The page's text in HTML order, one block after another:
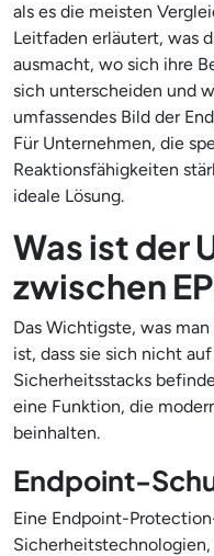
als es die meisten
Leitfaden erläutert, was
ausmacht, wo sich ihre
sich unterscheiden und
umfassendes Bild der
Für Unternehmen, die
Reaktionsfähigkeiten
ideale Lösung.
Was ist der
zwischen
Das Wichtigste, was man
ist, dass sie sich nicht
Sicherheitsstacks
eine Funktion, die
beinhalten.
Endpoint-
Eine Endpoint-